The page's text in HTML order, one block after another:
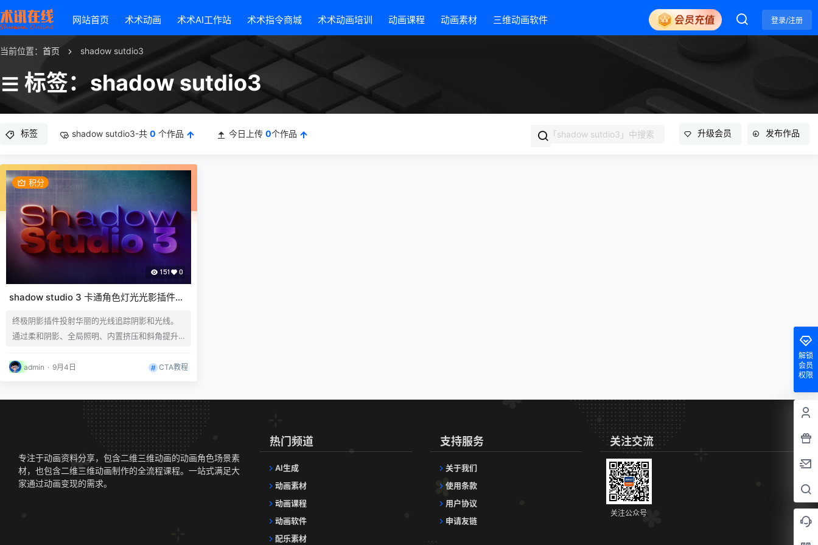
网站首页 术术动画 术术AI工作站 术术指令商城 术术动画培训 动画课程 动画素材 三维动画软件 登录/注册
当前位置： 首页 shadow sutdio3
标签：shadow sutdio3
标签 shadow sutdio3-共 0 个作品 今日上传 0个作品 升级会员 发布作品
积分
151 0
shadow studio 3 卡通角色灯光光影插件AE
终极阴影插件投射华丽的光线追踪阴影和光线。
通过柔和阴影、全局照明、内置挤压和斜角提升
因此需要对其进行伪造。基于Alpha通道的工作方
包含插件和使用教程。 很好用的一款插件，目前
支持版本：Win/Mac系统 AE 2025, 2024, 202
admin · 9月4日 CTA教程
解锁
会员
权限
专注于动画资料分享，包含二维三维动画的动画角色场景素
材，也包含二维三维动画制作的全流程课程。一站式满足大
家通过动画变现的需求。
热门频道
AI生成
动画素材
动画课程
动画软件
配乐素材
支持服务
关于我们
使用条款
用户协议
申请友链
关注交流
关注公众号